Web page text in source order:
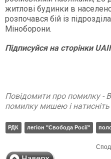
житлові будинки в
розпочався бій із
Міноборони.
Підписуйся на сторінки
Повідомити про помилку -
помилку мишею і натисніть
РДК легіон "Свобода Росії"